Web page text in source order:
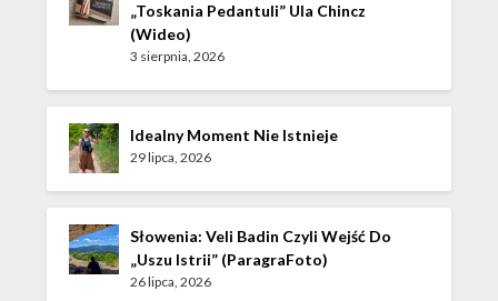
„Toskania Pedantuli” Ula Chincz
(wideo)
3 sierpnia, 2026
Idealny Moment Nie Istnieje
29 lipca, 2026
Słowenia: Veli Badin Czyli Wejść Do
„Uszu Istrii” (ParagraFoto)
26 lipca, 2026